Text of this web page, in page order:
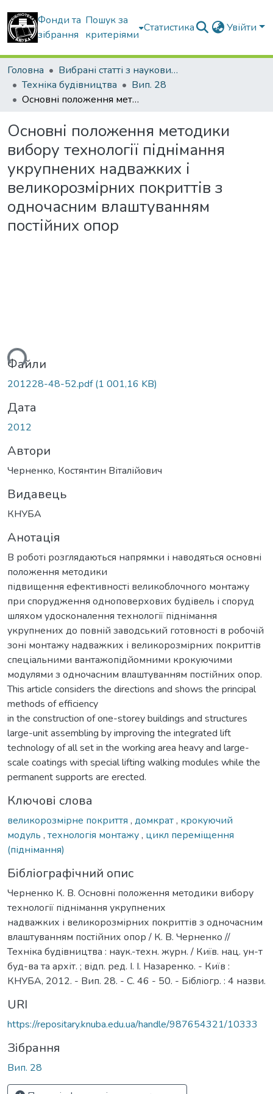
Фонди та
зібрання
Пошук за
критеріями
Статистика Увійти
Головна
Вибрані статті з наукових збірників КНУБА
Техніка будівництва
Вип. 28
Основні положення методики вибору технології піднімання укрупнених надважких і великорозмірних покриттів з одночасним влаштуванням постійних опор
Основні положення методики
вибору технології піднімання
укрупнених надважких і
великорозмірних покриттів з
одночасним влаштуванням
постійних опор
Файли
201228-48-52.pdf(1 001,16 KB)
Дата
2012
Автори
Черненко, Костянтин Віталійович
Видавець
КНУБА
Анотація
В роботі розглядаються напрямки і наводяться основні
положення методики
підвищення ефективності великоблочного монтажу
при спорудження одноповерхових будівель і споруд
шляхом удосконалення технології піднімання
укрупнених до повній заводський готовності в робочій
зоні монтажу надважких і великорозмірних покриттів
спеціальними вантажопідйомними крокуючими
модулями з одночасним влаштуванням постійних опор.
This article considers the directions and shows the principal
methods of efficiency
in the construction of one-storey buildings and structures
large-unit assembling by improving the integrated lift
technology of all set in the working area heavy and large-
scale coatings with special lifting walking modules while the
permanent supports are erected.
Ключові слова
великорозмірне покриття , домкрат, крокуючий
модуль , технологія монтажу, цикл переміщення
(піднімання)
Бібліографічний опис
Черненко К. В. Основні положення методики вибору
технології піднімання укрупнених
надважких і великорозмірних покриттів з одночасним
влаштуванням постійних опор / К. В. Черненко //
Техніка будівництва : наук.-техн. журн. / Київ. нац. ун-т
буд-ва та архіт. ; відп. ред. І. І. Назаренко. - Київ :
КНУБА, 2012. - Вип. 28. - С. 46 - 50. - Бібліогр. : 4 назви.
URI
https://repositary.knuba.edu.ua/handle/987654321/10333
Зібрання
Вип. 28